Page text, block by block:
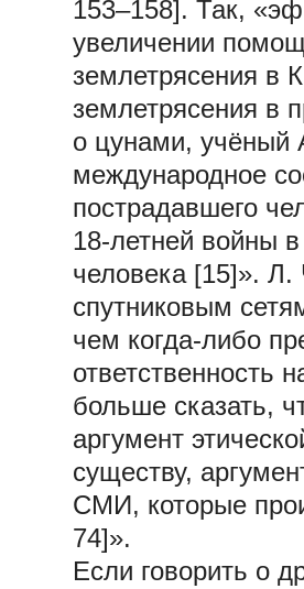
153–158]. Так,
увеличении
землетрясения в
землетрясения в
о цунами, учёный
международное
пострадавшего
18-летней войны
человека [15]». Л.
спутниковым
чем когда-либо
ответственность
больше сказать,
аргумент
существу,
СМИ, которые
74]».
Если говорить о